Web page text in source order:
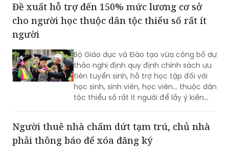
Đề xuất hỗ trợ đến 150% mức lương cơ sở
cho người học thuộc dân tộc thiểu số rất ít
người
Bộ Giáo dục và Đào tạo vừa công bố dự
thảo nghị định quy định chính sách ưu
tiên tuyển sinh, hỗ trợ học tập đối với
học sinh, sinh viên, học viên... thuộc dân
tộc thiểu số rất ít người để lấy ý kiến
Người thuê nhà chấm dứt tạm trú, chủ nhà
phải thông báo để xóa đăng ký